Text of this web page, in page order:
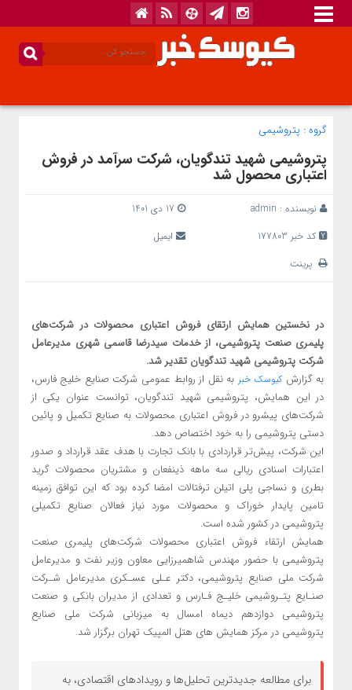
گروه : پتروشیمی
پتروشیمی شهید تندگویان، شرکت سرآمد در فروش
اعتباری محصول شد
نویسنده : admin
کد خبر 177803
ایمیل
پرینت
در نخستین همایش ارتقای فروش اعتباری محصولات در شرکت‌های
پلیمری صنعت پتروشیمی، از خدمات سیدرضا قاسمی شهری مدیرعامل
شرکت پتروشیمی شهید تندگویان تقدیر شد.
به گزارش کیوسک خبر به نقل از روابط عمومی شرکت صنایع خلیج فارس،
در این همایش، پتروشیمی شهید تندگویان، توانست عنوان یکی از
شرکت‌های پیشرو در فروش اعتباری محصولات به صنایع تکمیل و پائین
دستی پتروشیمی را به خود اختصاص دهد.
این شرکت، پیش‌تر قراردادی با بانک تجارت با هدف عقد قرارداد و صدور
اعتبارات اسنادی ریالی سه ماهه ذینفعان و مشتریان محصولات گرید
بطری و نساجی پلی اتیلن ترفتالات امضا کرده بود که این توافق زمینه
تامین پایدار خوراک و محصولات مورد نیاز فعالان صنایع تکمیلی
پتروشیمی در کشور شده است.
همایش ارتقاء فروش اعتباری محصولات شرکت‌های پلیمری صنعت
پتروشیمی با حضور مهندس شاهمیرزایی معاون وزیر نفت و مدیرعامل
شرکت ملی صنایع پتروشیمی، دکتر عـلی عسـکری مدیرعامل شـرکت
صنـایع پتـروشیمی خلیـج فـارس و تعدادی از مدیران بانکی و صنعت
پتروشیمی دوازدهم دیماه امسال به میزبانی شرکت ملی صنایع
پتروشیمی در مرکز همایش های هتل المپیک تهران برگزار شد.
برای مطالعه جدیدترین تحلیل‌ها و رویدادهای اقتصادی، به